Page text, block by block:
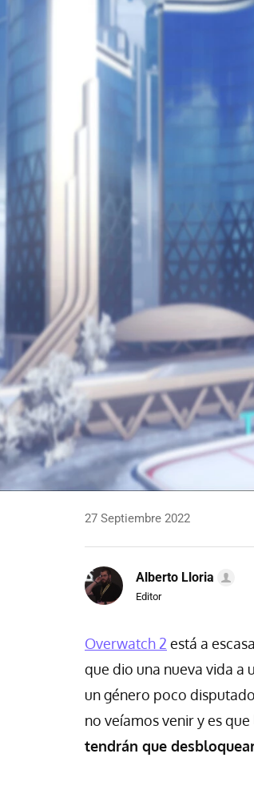
27 Septiembre 2022
Alberto Lloria
Editor
Overwatch 2 está a
que dio una nueva vida a
un género poco
no veíamos venir y es que
tendrán que